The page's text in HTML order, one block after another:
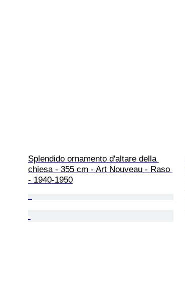
Splendido ornamento d'altare della
chiesa - 355 cm - Art Nouveau - Raso
- 1940-1950